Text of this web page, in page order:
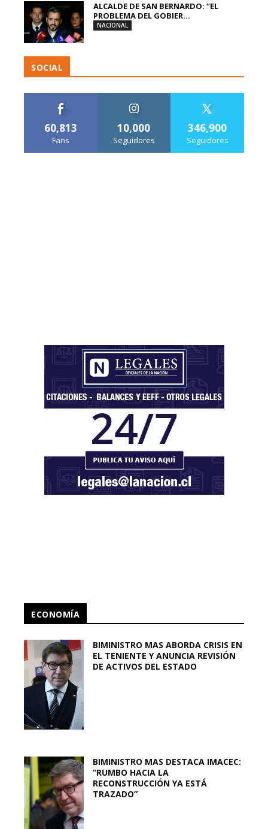
ALCALDE DE SAN BERNARDO: “EL
PROBLEMA DEL GOBIER...
NACIONAL
SOCIAL
60,813
Fans
10,000
Seguidores
346,900
Seguidores
ECONOMÍA
BIMINISTRO MAS ABORDA CRISIS EN
EL TENIENTE Y ANUNCIA REVISIÓN
DE ACTIVOS DEL ESTADO
BIMINISTRO MAS DESTACA IMACEC:
“RUMBO HACIA LA
RECONSTRUCCIÓN YA ESTÁ
TRAZADO”